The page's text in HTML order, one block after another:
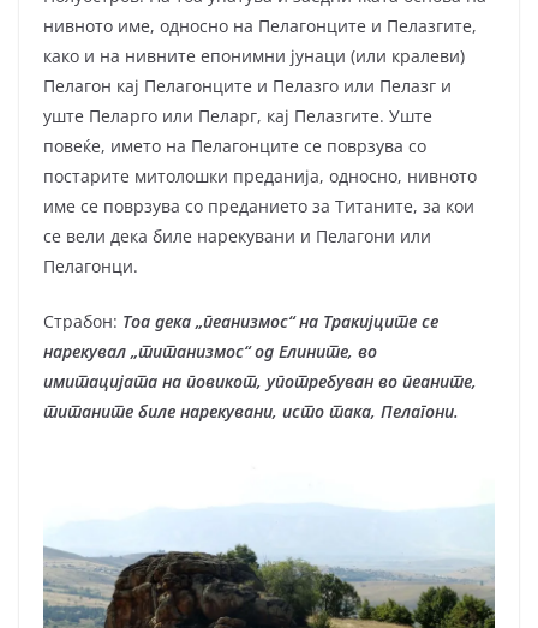
нивното име, односно на Пелагонците и Пелазгите,
како и на нивните епонимни јунаци (или кралеви)
Пелагон кај Пелагонците и Пелазго или Пелазг и
уште Пеларго или Пеларг, кај Пелазгите. Уште
повеќе, името на Пелагонците се поврзува со
постарите митолошки преданија, односно, нивното
име се поврзува со преданието за Титаните, за кои
се вели дека биле нарекувани и Пелагони или
Пелагонци.
Страбон: Тоа дека „пеанизмос“ на Тракијците се
нарекувал „титанизмос“ од Елините, во
имитацијата на повикот, употребуван во пеаните,
титаните биле нарекувани, исто така, Пелагони.